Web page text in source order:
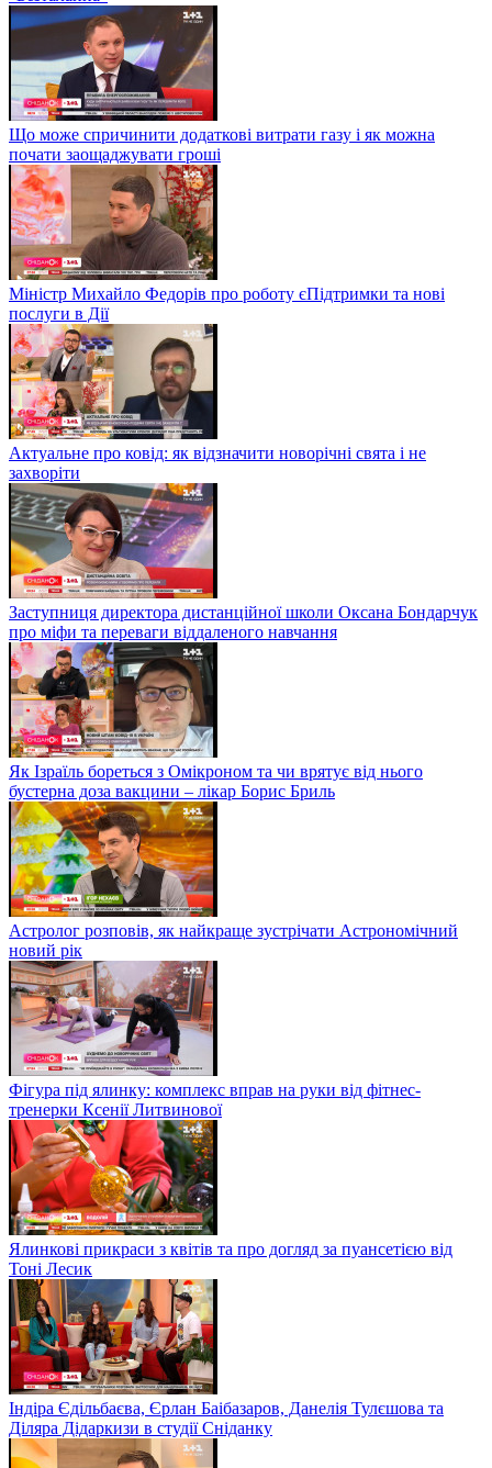
Що може спричинити додаткові витрати газу і як можна
почати заощаджувати гроші
Міністр Михайло Федорів про роботу єПідтримки та нові
послуги в Дії
Актуальне про ковід: як відзначити новорічні свята і не
захворіти
Заступниця директора дистанційної школи Оксана Бондарчук
про міфи та переваги віддаленого навчання
Як Ізраїль бореться з Омікроном та чи врятує від нього
бустерна доза вакцини – лікар Борис Бриль
Астролог розповів, як найкраще зустрічати Астрономічний
новий рік
Фігура під ялинку: комплекс вправ на руки від фітнес-
тренерки Ксенії Литвинової
Ялинкові прикраси з квітів та про догляд за пуансетією від
Тоні Лесик
Індіра Єдільбаєва, Єрлан Баібазаров, Данелія Тулєшова та
Діляра Дідаркизи в студії Сніданку